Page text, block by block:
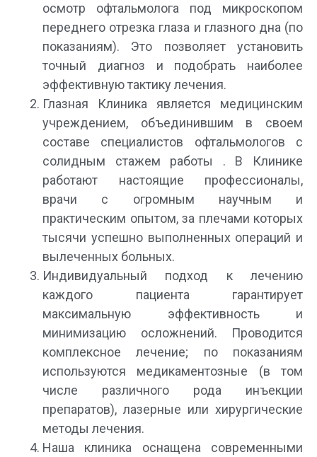
осмотр офтальмолога под микроскопом
переднего отрезка глаза и глазного дна (по
показаниям). Это позволяет установить
точный диагноз и подобрать наиболее
эффективную тактику лечения.
Глазная Клиника является медицинским
учреждением, объединившим в своем
составе специалистов офтальмологов с
солидным стажем работы . В Клинике
работают настоящие профессионалы,
врачи с огромным научным и
практическим опытом, за плечами которых
тысячи успешно выполненных операций и
вылеченных больных.
Индивидуальный подход к лечению
каждого пациента гарантирует
максимальную эффективность и
минимизацию осложнений. Проводится
комплексное лечение; по показаниям
используются медикаментозные (в том
числе различного рода инъекции
препаратов), лазерные или хирургические
методы лечения.
Наша клиника оснащена современными